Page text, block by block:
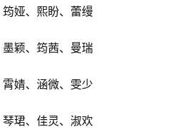
娅、熙盼、蕾缦
颖、筠茜、曼瑞
婧、涵微、雯少
珺、佳灵、淑欢